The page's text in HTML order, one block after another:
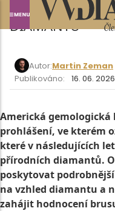
GIA V ROCE
DIAMANTŮ
Autor:Martin Zeman
Publikováno:
16. 06. 2026
Americká gemologická
prohlášení, ve kterém
které v následujících
přírodních diamantů.
poskytovat
na vzhled diamantu a
zahájit hodnocení